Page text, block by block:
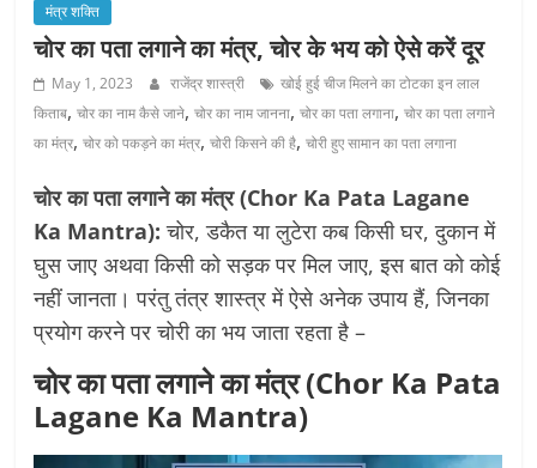
मंत्र शक्ति
चोर का पता लगाने का मंत्र, चोर के भय को ऐसे करें दूर
May 1, 2023 राजेंद्र शास्त्री
खोई हुई चीज मिलने का टोटका इन लाल
किताब,चोर का नाम कैसे जाने,चोर का नाम जानना,चोर का पता लगाना,चोर का पता लगाने
का मंत्र,चोर को पकड़ने का मंत्र,चोरी किसने की है,चोरी हुए सामान का पता लगाना
चोर का पता लगाने का मंत्र (Chor Ka Pata Lagane
Ka Mantra): चोर, डकैत या लुटेरा कब किसी घर, दुकान में
घुस जाए अथवा किसी को सड़क पर मिल जाए, इस बात को कोई
नहीं जानता। परंतु तंत्र शास्त्र में ऐसे अनेक उपाय हैं, जिनका
प्रयोग करने पर चोरी का भय जाता रहता है –
चोर का पता लगाने का मंत्र (Chor Ka Pata
Lagane Ka Mantra)